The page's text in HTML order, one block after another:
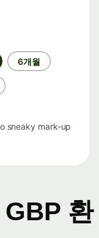
6개월
sneaky mark-up
환